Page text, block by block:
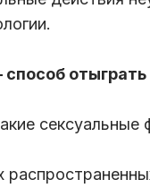
способ
сексуальные